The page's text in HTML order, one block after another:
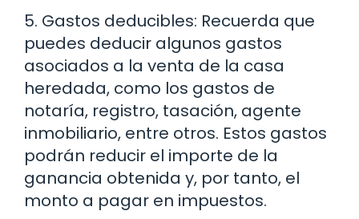
5. Gastos deducibles: Recuerda que
puedes deducir algunos gastos
asociados a la venta de la casa
heredada, como los gastos de
notaría, registro, tasación, agente
inmobiliario, entre otros. Estos gastos
podrán reducir el importe de la
ganancia obtenida y, por tanto, el
monto a pagar en impuestos.